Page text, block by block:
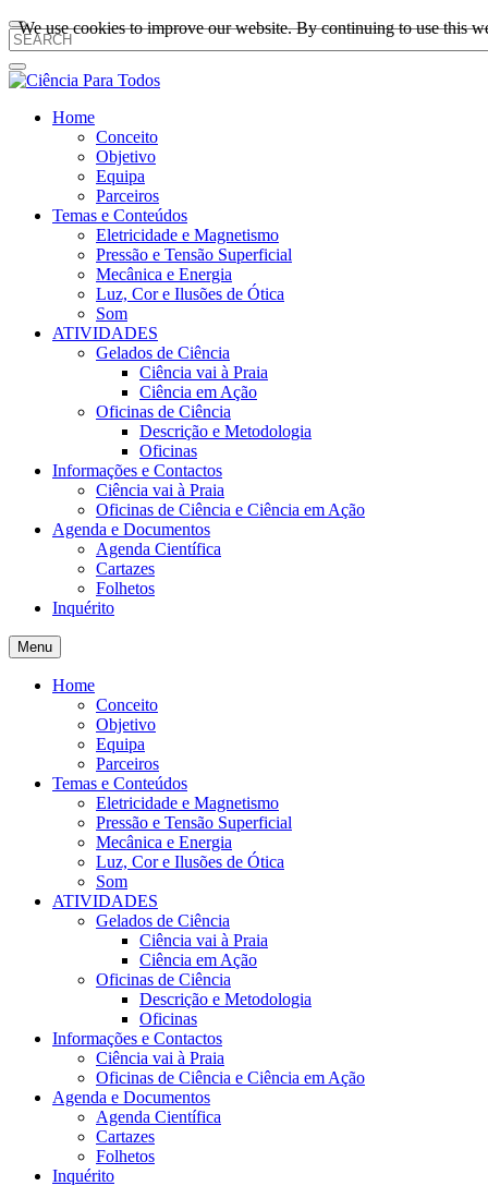
Home
Conceito
Objetivo
Equipa
Parceiros
Temas e Conteúdos
Eletricidade e Magnetismo
Pressão e Tensão Superficial
Mecânica e Energia
Luz, Cor e Ilusões de Ótica
Som
ATIVIDADES
Gelados de Ciência
Ciência vai à Praia
Ciência em Ação
Oficinas de Ciência
Descrição e Metodologia
Oficinas
Informações e Contactos
Ciência vai à Praia
Oficinas de Ciência e Ciência em Ação
Agenda e Documentos
Agenda Científica
Cartazes
Folhetos
Inquérito
Menu
Home
Conceito
Objetivo
Equipa
Parceiros
Temas e Conteúdos
Eletricidade e Magnetismo
Pressão e Tensão Superficial
Mecânica e Energia
Luz, Cor e Ilusões de Ótica
Som
ATIVIDADES
Gelados de Ciência
Ciência vai à Praia
Ciência em Ação
Oficinas de Ciência
Descrição e Metodologia
Oficinas
Informações e Contactos
Ciência vai à Praia
Oficinas de Ciência e Ciência em Ação
Agenda e Documentos
Agenda Científica
Cartazes
Folhetos
Inquérito
We use cookies to improve our website. By continuing to use this